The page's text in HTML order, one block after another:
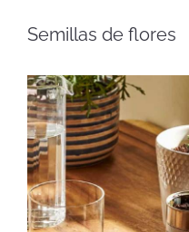
Semillas de flores